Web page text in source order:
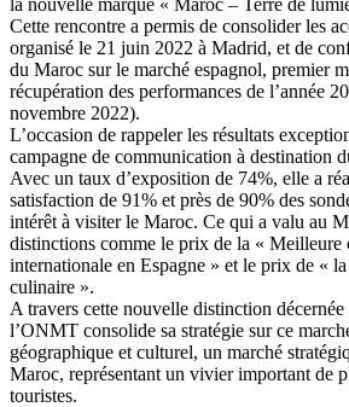
Cette rencontre a permis de consolider les
organisé le 21 juin 2022 à Madrid, et de
du Maroc sur le marché espagnol, premier
récupération des performances de l’année
novembre 2022).
L’occasion de rappeler les résultats
campagne de communication à destination
Avec un taux d’exposition de 74%, elle a
satisfaction de 91% et près de 90% des
intérêt à visiter le Maroc. Ce qui a valu au
distinctions comme le prix de la « Meilleure
internationale en Espagne » et le prix de «
culinaire ».
A travers cette nouvelle distinction
l’ONMT consolide sa stratégie sur ce
géographique et culturel, un marché
Maroc, représentant un vivier important de
touristes.